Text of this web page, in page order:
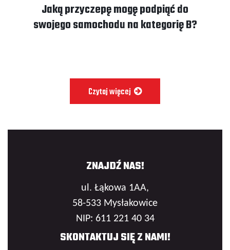
Jaką przyczepę mogę podpiąć do
swojego samochodu na kategorię B?
Czytaj więcej
ZNAJDŹ NAS!
ul. Łąkowa 1AA,
58-533 Mysłakowice
NIP: 611 221 40 34
SKONTAKTUJ SIĘ Z NAMI!